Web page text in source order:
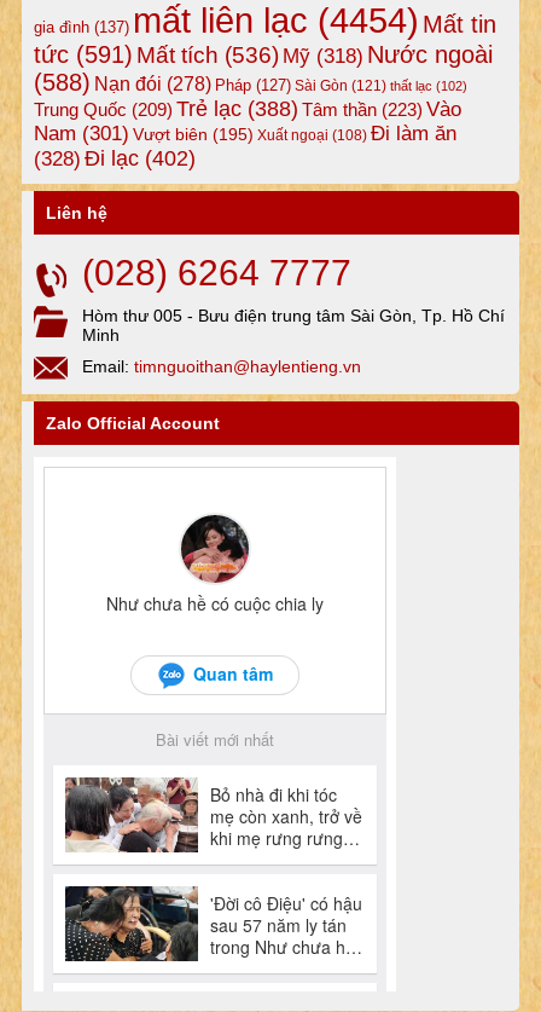
gia đình(137) mất liên lạc (4454) Mất tin
tức(591) Mất tích (536) Mỹ(318) Nước ngoài
(588) Nạn đói (278) Pháp(127) Sài Gòn (121) thất lạc (102)
Trung Quốc (209) Trẻ lạc(388) Tâm thần(223) Vào
Nam (301) Vượt biên (195) Xuất ngoại (108) Đi làm ăn
(328) Đi lạc(402)
Liên hệ
(028) 6264 7777
Hòm thư 005 - Bưu điện trung tâm Sài Gòn, Tp. Hồ Chí
Minh
Email: timnguoithan@haylentieng.vn
Zalo Official Account